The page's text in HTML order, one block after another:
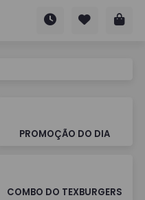
PROMOÇÃO DO DIA
COMBO DO TEXBURGERS